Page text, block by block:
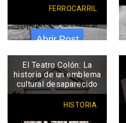
FERROCARRIL
Abrir Post
El Teatro Colón: La
historia de un emblema
cultural desaparecido
HISTORIA